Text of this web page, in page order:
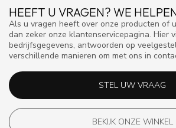
HEEFT U VRAGEN? WE
Als u vragen heeft over onze producten of
dan zeker onze klantenservicepagina. Hier
bedrijfsgegevens, antwoorden op
verschillende manieren om met ons in
STEL UW VRAAG
BEKIJK ONZE WINKEL